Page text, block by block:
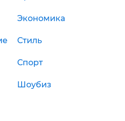
Экономика
Стиль
Спорт
Шоубиз